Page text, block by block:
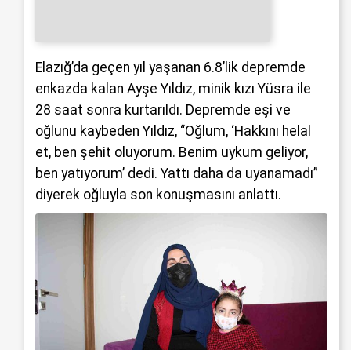
Elazığ’da geçen yıl yaşanan 6.8’lik depremde
enkazda kalan Ayşe Yıldız, minik kızı Yüsra ile
28 saat sonra kurtarıldı. Depremde eşi ve
oğlunu kaybeden Yıldız, “Oğlum, ‘Hakkını helal
et, ben şehit oluyorum. Benim uykum geliyor,
ben yatıyorum’ dedi. Yattı daha da uyanamadı”
diyerek oğluyla son konuşmasını anlattı.